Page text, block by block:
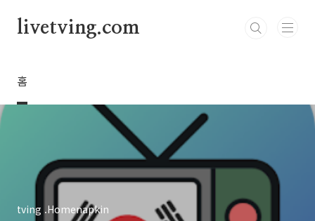
livetving.com
홈
tving .Homenapkin